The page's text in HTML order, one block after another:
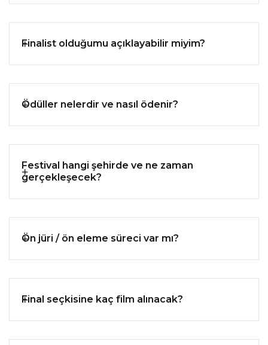
Finalist olduğumu açıklayabilir miyim?
Ödüller nelerdir ve nasıl ödenir?
Festival hangi şehirde ve ne zaman
gerçekleşecek?
Ön jüri / ön eleme süreci var mı?
Final seçkisine kaç film alınacak?